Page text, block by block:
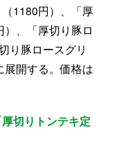
1180円）、「厚
、「厚切り豚ロ
り豚ロースグリ
開する。価格は
切りトンテキ定